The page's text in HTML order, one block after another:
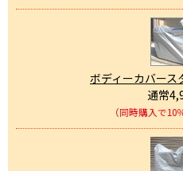
ボディーカバース
通常
（同時購入で10